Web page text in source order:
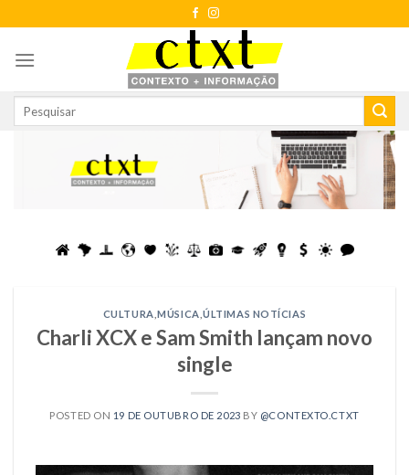
to
content
CULTURA ,MÚSICA ,ÚLTIMAS NOTÍCIAS
Charli XCX e Sam Smith lançam novo
single
POSTED ON 19 DE OUTUBRO DE 2023 BY @CONTEXTO.CTXT